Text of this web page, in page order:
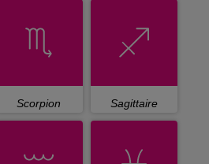
Scorpion Sagittaire